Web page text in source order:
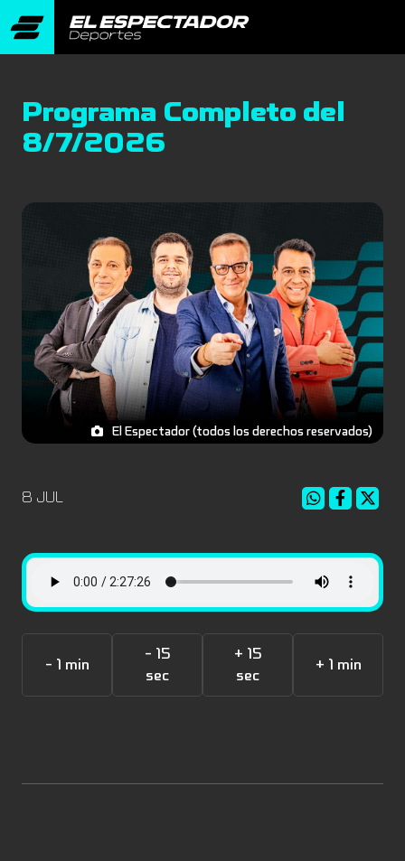
Programa Completo del
8/7/2026
El Espectador (todos los derechos reservados)
8 JUL
- 1 min
- 15
sec
+ 15
sec
+ 1 min